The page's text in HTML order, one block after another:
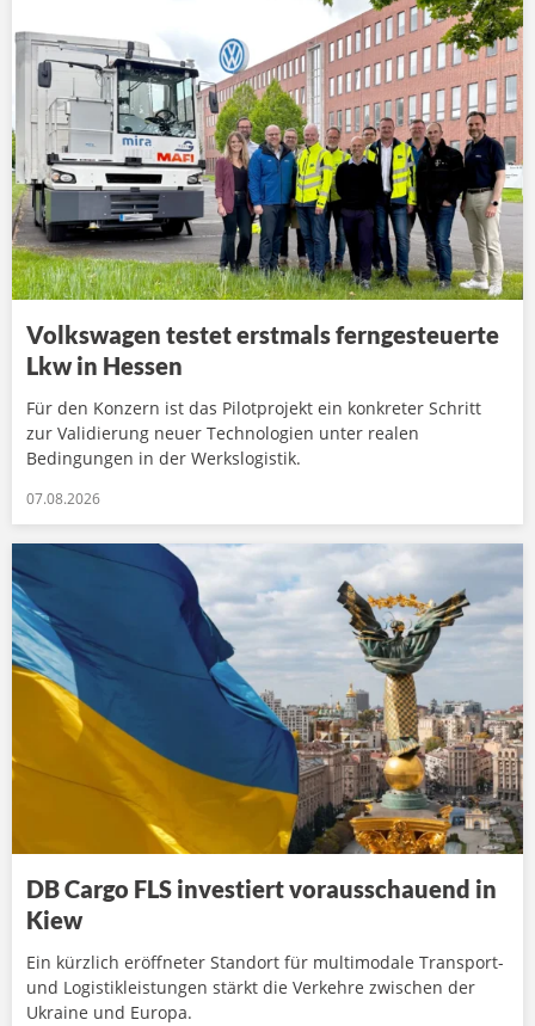
Volkswagen testet erstmals ferngesteuerte
Lkw in Hessen
Für den Konzern ist das Pilotprojekt ein konkreter Schritt
zur Validierung neuer Technologien unter realen
Bedingungen in der Werkslogistik.
07.08.2026
DB Cargo FLS investiert vorausschauend in
Kiew
Ein kürzlich eröffneter Standort für multimodale Transport-
und Logistikleistungen stärkt die Verkehre zwischen der
Ukraine und Europa.